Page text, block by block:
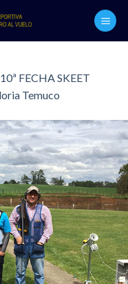
10ª FECHA SKEET
Temuco